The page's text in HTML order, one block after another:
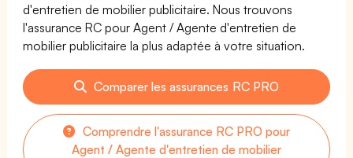
d'entretien de mobilier publicitaire. Nous trouvons
l'assurance RC pour Agent / Agente d'entretien de
mobilier publicitaire la plus adaptée à votre situation.
Comparer les assurances RC PRO
Comprendre l'assurance RC PRO pour
Agent / Agente d'entretien de mobilier